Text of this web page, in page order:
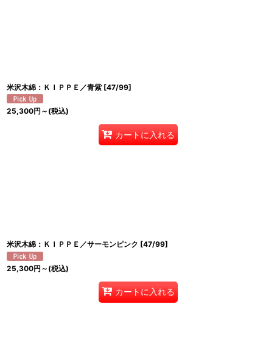
米沢木綿：ＫＩＰＰＥ／青紫 [47/99]
25,300円 ～ (税込)
カートに入れる
米沢木綿：ＫＩＰＰＥ／サーモンピンク [47/99]
25,300円 ～ (税込)
カートに入れる